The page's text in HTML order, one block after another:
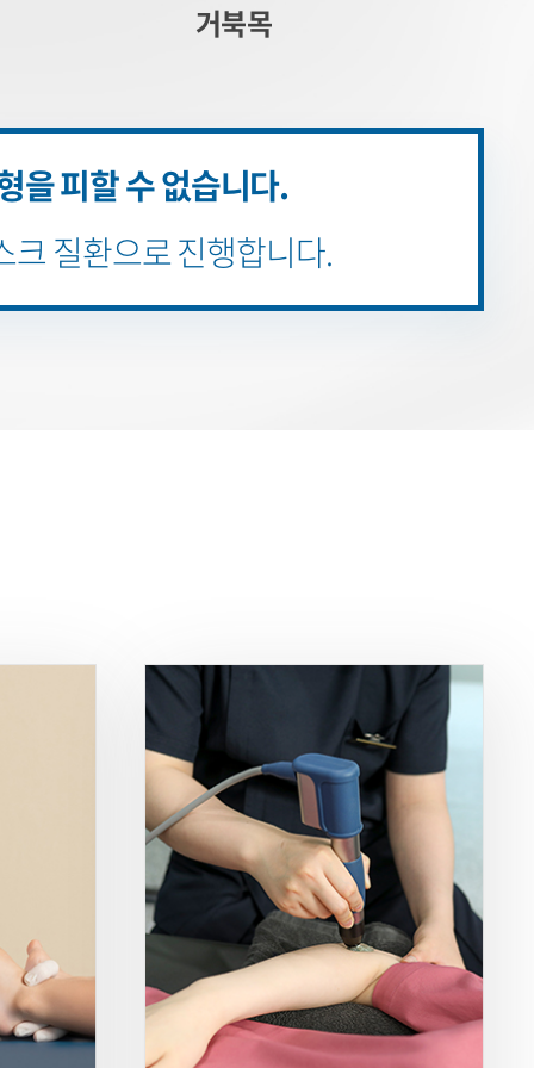
거북목
을 피할 수 없습니다.
질환으로 진행합니다.